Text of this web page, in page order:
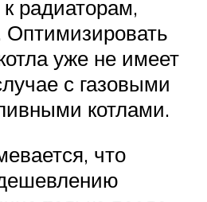
радиаторам,
Оптимизировать
уже не имеет
с газовыми
котлами.
что